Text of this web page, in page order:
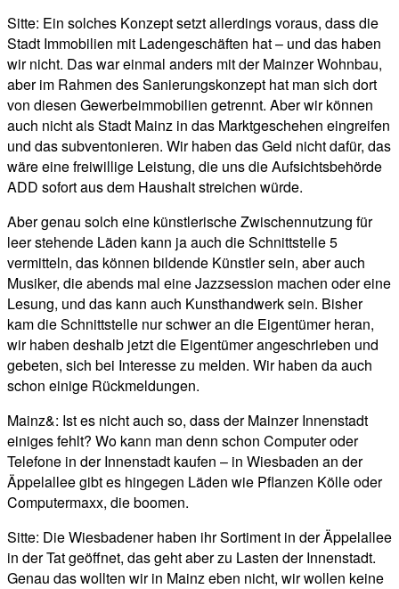
Sitte: Ein solches Konzept setzt allerdings voraus, dass die
Stadt Immobilien mit Ladengeschäften hat – und das haben
wir nicht. Das war einmal anders mit der Mainzer Wohnbau,
aber im Rahmen des Sanierungskonzept hat man sich dort
von diesen Gewerbeimmobilien getrennt. Aber wir können
auch nicht als Stadt Mainz in das Marktgeschehen eingreifen
und das subventonieren. Wir haben das Geld nicht dafür, das
wäre eine freiwillige Leistung, die uns die Aufsichtsbehörde
ADD sofort aus dem Haushalt streichen würde.
Aber genau solch eine künstlerische Zwischennutzung für
leer stehende Läden kann ja auch die Schnittstelle 5
vermitteln, das können bildende Künstler sein, aber auch
Musiker, die abends mal eine Jazzsession machen oder eine
Lesung, und das kann auch Kunsthandwerk sein. Bisher
kam die Schnittstelle nur schwer an die Eigentümer heran,
wir haben deshalb jetzt die Eigentümer angeschrieben und
gebeten, sich bei Interesse zu melden. Wir haben da auch
schon einige Rückmeldungen.
Mainz&: Ist es nicht auch so, dass der Mainzer Innenstadt
einiges fehlt? Wo kann man denn schon Computer oder
Telefone in der Innenstadt kaufen – in Wiesbaden an der
Äppelallee gibt es hingegen Läden wie Pflanzen Kölle oder
Computermaxx, die boomen.
Sitte: Die Wiesbadener haben ihr Sortiment in der Äppelallee
in der Tat geöffnet, das geht aber zu Lasten der Innenstadt.
Genau das wollten wir in Mainz eben nicht, wir wollen keine